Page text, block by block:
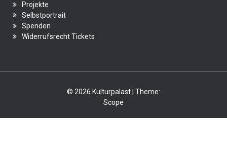
Projekte
Selbstportrait
Spenden
Widerrufsrecht Tickets
© 2026 Kulturpalast | Theme:
Scope